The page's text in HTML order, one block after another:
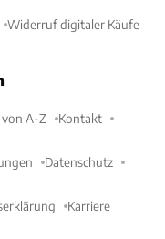
Widerruf digitaler Käufe
von A-Z Kontakt
Datenschutz
Karriere